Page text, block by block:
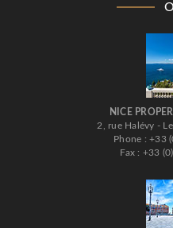
NICE
2, rue Halévy -
Phone : +33
Fax : +33